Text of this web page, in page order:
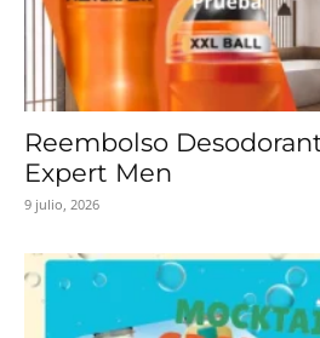
Reembolso
Expert Men
9 julio, 2026